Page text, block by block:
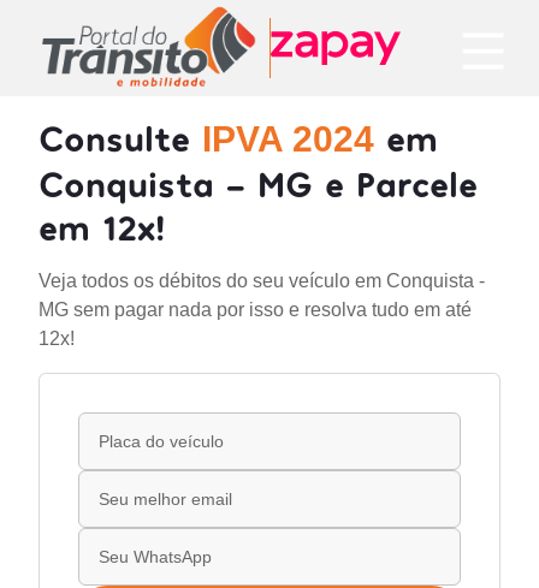
Consulte IPVA 2024 em
Conquista - MG e Parcele
em 12x!
Veja todos os débitos do seu veículo em Conquista -
MG sem pagar nada por isso e resolva tudo em até
12x!